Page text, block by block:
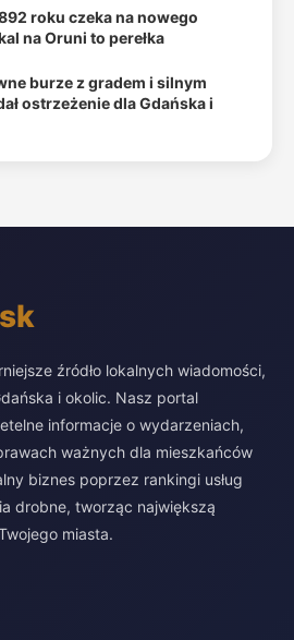
roku czeka na nowego
na Oruni to perełka
burze z gradem i silnym
ostrzeżenie dla Gdańska i
źródło lokalnych wiadomości,
i okolic. Nasz portal
informacje o wydarzeniach,
ważnych dla mieszkańców
biznes poprzez rankingi usług
drobne, tworząc największą
miasta.